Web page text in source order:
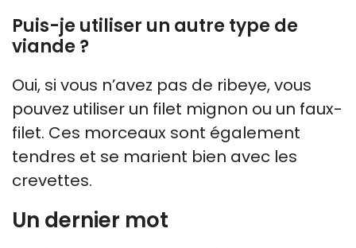
Puis-je utiliser un autre type de
viande ?
Oui, si vous n’avez pas de ribeye, vous
pouvez utiliser un filet mignon ou un faux-
filet. Ces morceaux sont également
tendres et se marient bien avec les
crevettes.
Un dernier mot